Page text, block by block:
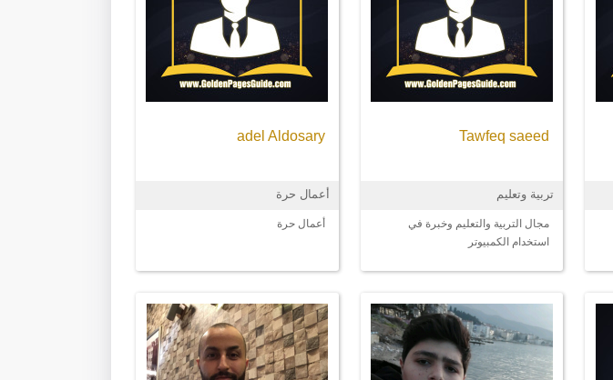
Tawfeq saeed
تربية وتعليم
مجال التربية والتعليم وخبرة في
استخدام الكمبيوتر
adel Aldosary
أعمال حرة
أعمال حرة